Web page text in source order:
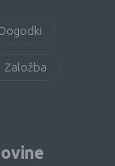
Dogodki
Založba